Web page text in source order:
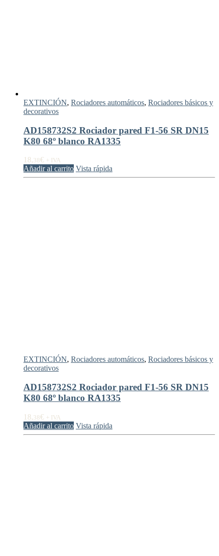
EXTINCIÓN, Rociadores automáticos, Rociadores básicos y
decorativos
AD158732S2 Rociador pared F1-56 SR DN15
K80 68º blanco RA1335
18,38€ + IVA
Añadir al carrito Vista rápida
EXTINCIÓN, Rociadores automáticos, Rociadores básicos y
decorativos
AD158732S2 Rociador pared F1-56 SR DN15
K80 68º blanco RA1335
18,38€ + IVA
Añadir al carrito Vista rápida